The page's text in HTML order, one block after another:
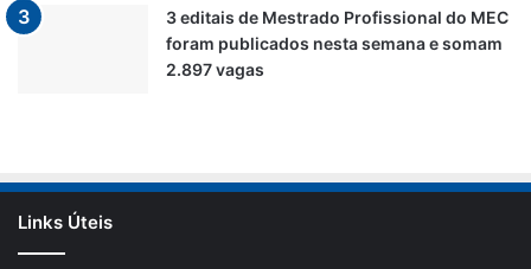
3 editais de Mestrado Profissional do MEC
foram publicados nesta semana e somam
2.897 vagas
Links Úteis